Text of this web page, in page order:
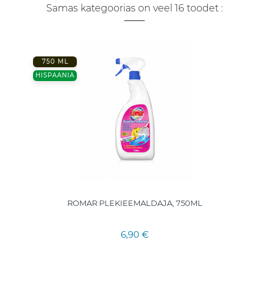
Samas kategoorias on veel 16 toodet :
750 ML
HISPAANIA
ROMAR PLEKIEEMALDAJA, 750ML
6,90 €